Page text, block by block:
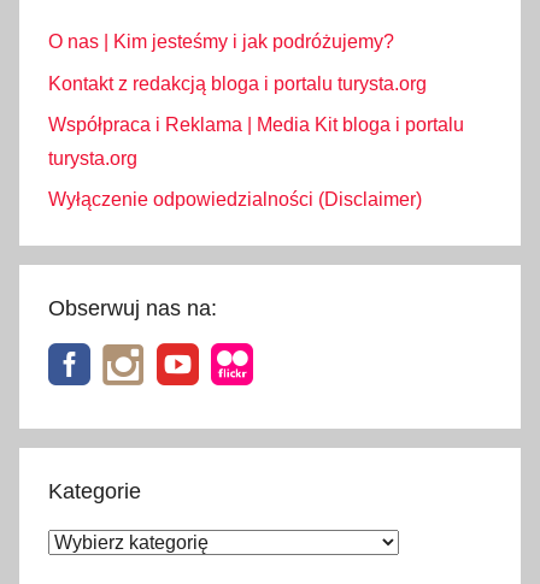
O nas | Kim jesteśmy i jak podróżujemy?
Kontakt z redakcją bloga i portalu turysta.org
Współpraca i Reklama | Media Kit bloga i portalu
turysta.org
Wyłączenie odpowiedzialności (Disclaimer)
Obserwuj nas na:
Kategorie
Kategorie